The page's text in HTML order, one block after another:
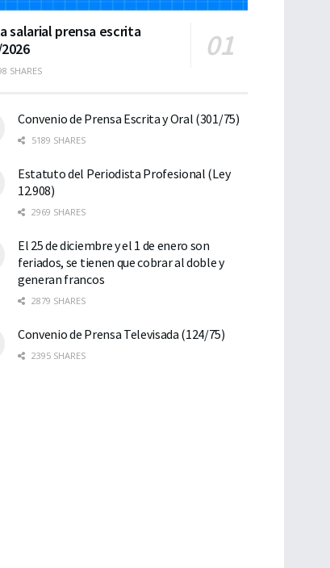
salarial prensa escrita
SHARES
Convenio de Prensa Escrita y Oral (301/75)
5189 SHARES
Estatuto del Periodista Profesional (Ley
12.908)
2969 SHARES
El 25 de diciembre y el 1 de enero son
feriados, se tienen que cobrar al doble y
generan francos
2879 SHARES
Convenio de Prensa Televisada (124/75)
2395 SHARES